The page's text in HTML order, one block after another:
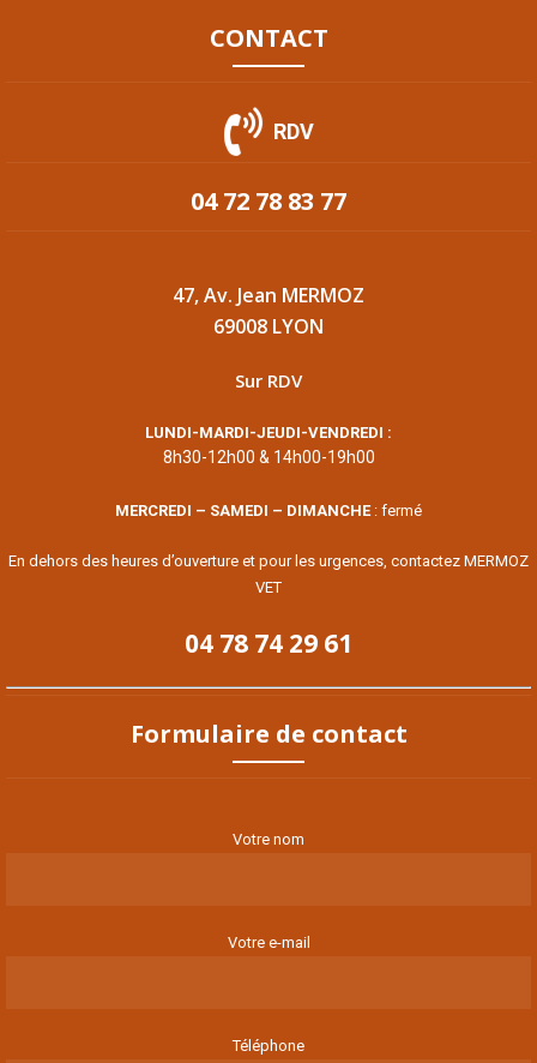
CONTACT
RDV
04 72 78 83 77
47, Av. Jean MERMOZ
69008 LYON
Sur RDV
LUNDI-MARDI-JEUDI-VENDREDI :
8h30-12h00 & 14h00-19h00
MERCREDI – SAMEDI – DIMANCHE : fermé
En dehors des heures d’ouverture et pour les urgences, contactez MERMOZ
VET
04 78 74 29 61
Formulaire de contact
Votre nom
Votre e-mail
Téléphone